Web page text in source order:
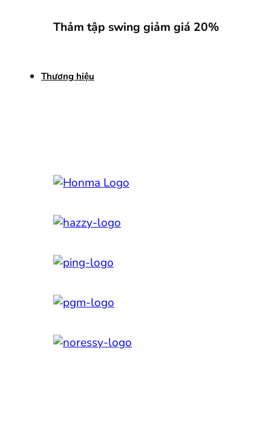
Thảm tập swing giảm giá 20%
Thương hiệu